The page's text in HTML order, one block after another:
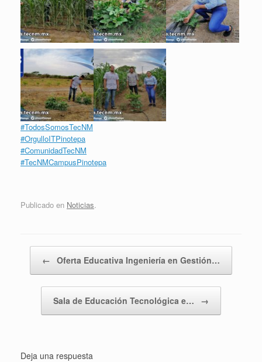
#TodosSomosTecNM
#OrgulloITPinotepa
#ComunidadTecNM
#TecNMCampusPinotepa
Publicado en Noticias.
Navegador de artículos
← Oferta Educativa Ingeniería en Gestión…
Sala de Educación Tecnológica e… →
Deja una respuesta